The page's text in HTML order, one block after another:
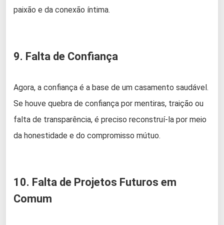
paixão e da conexão íntima.
9. Falta de Confiança
Agora, a confiança é a base de um casamento saudável.
Se houve quebra de confiança por mentiras, traição ou
falta de transparência, é preciso reconstruí-la por meio
da honestidade e do compromisso mútuo.
10. Falta de Projetos Futuros em
Comum